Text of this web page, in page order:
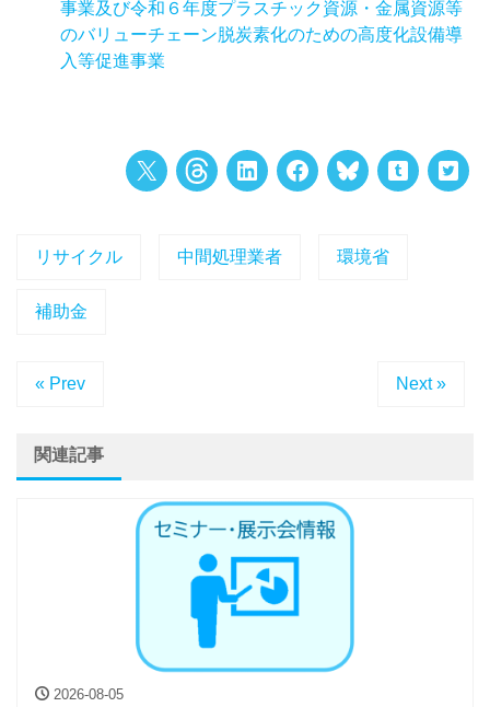
事業及び令和６年度プラスチック資源・金属資源等
のバリューチェーン脱炭素化のための高度化設備導
入等促進事業
リサイクル 中間処理業者 環境省
補助金
« Prev Next »
関連記事
2026-08-05